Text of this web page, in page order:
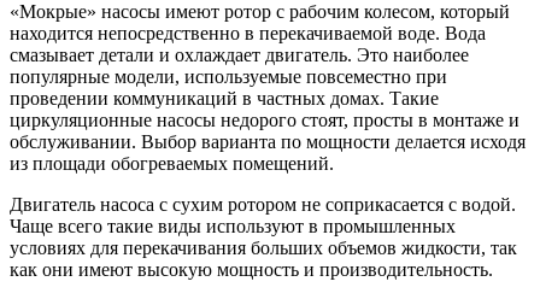
«Мокрые» насосы имеют ротор с рабочим колесом, который
находится непосредственно в перекачиваемой воде. Вода
смазывает детали и охлаждает двигатель. Это наиболее
популярные модели, используемые повсеместно при
проведении коммуникаций в частных домах. Такие
циркуляционные насосы недорого стоят, просты в монтаже и
обслуживании. Выбор варианта по мощности делается исходя
из площади обогреваемых помещений.
Двигатель насоса с сухим ротором не соприкасается с водой.
Чаще всего такие виды используют в промышленных
условиях для перекачивания больших объемов жидкости, так
как они имеют высокую мощность и производительность.